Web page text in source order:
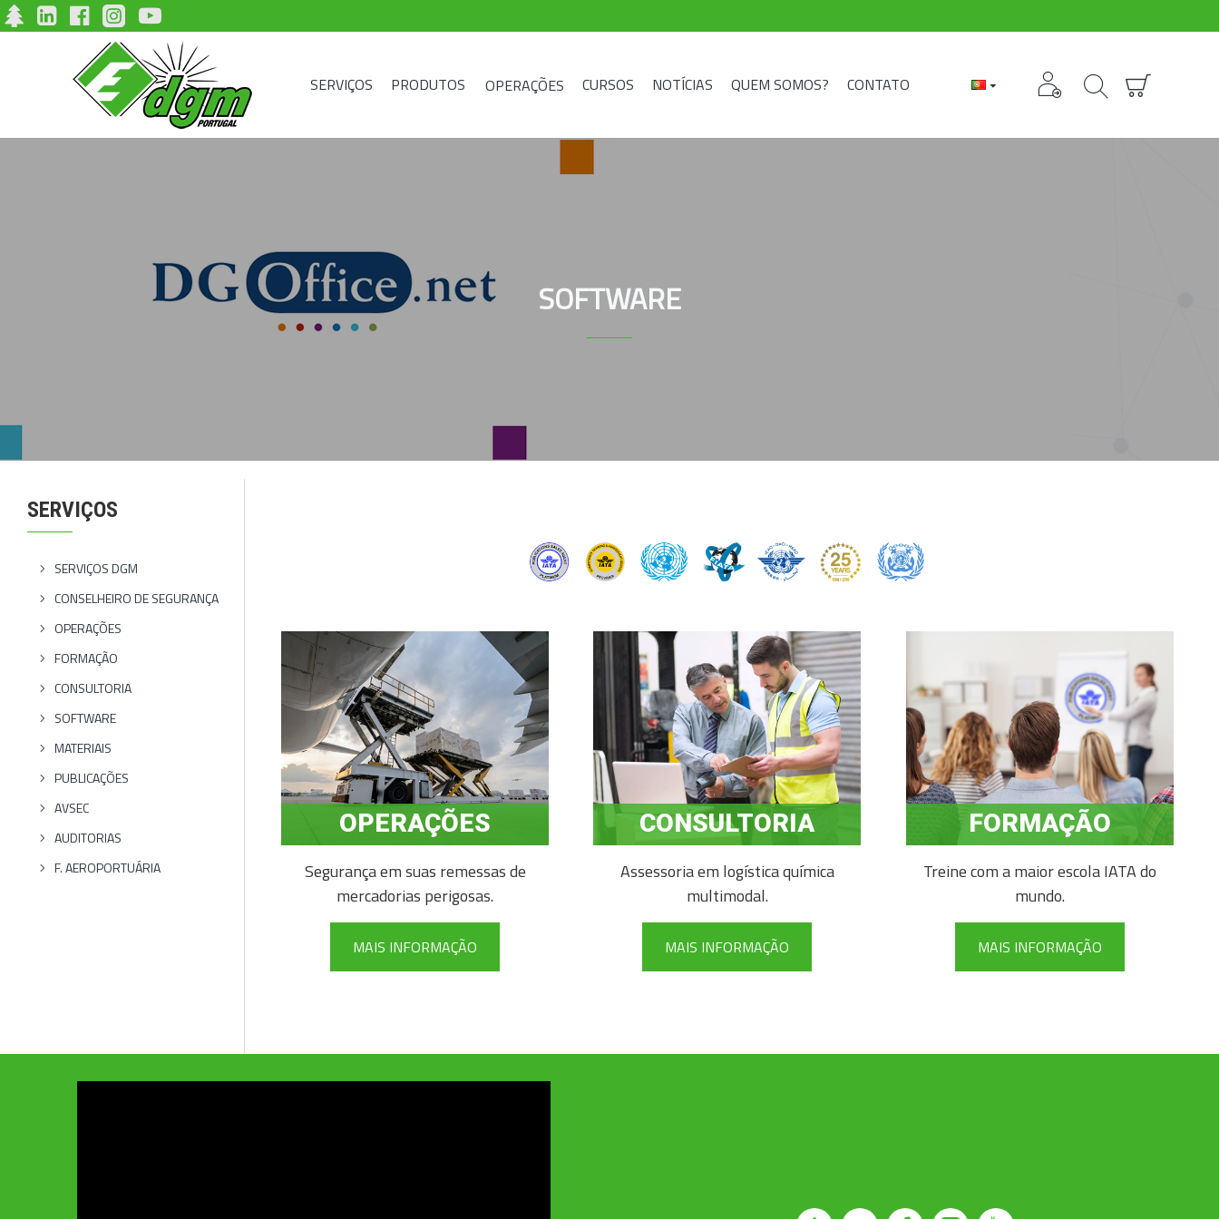
SERVIÇOS PRODUTOS OPERAÇÕES CURSOS NOTÍCIAS QUEM SOMOS? CONTATO
SOFTWARE
SERVIÇOS
SERVIÇOS DGM
CONSELHEIRO DE SEGURANÇA
OPERAÇÕES
FORMAÇÃO
CONSULTORIA
SOFTWARE
MATERIAIS
PUBLICAÇÕES
AVSEC
AUDITORIAS
F. AEROPORTUÁRIA
OPERAÇÕES
Segurança em suas remessas de
mercadorias perigosas.
MAIS INFORMAÇÃO
CONSULTORIA
Assessoria em logística química
multimodal.
MAIS INFORMAÇÃO
FORMAÇÃO
Treine com a maior escola IATA do
mundo.
MAIS INFORMAÇÃO